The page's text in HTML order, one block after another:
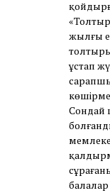
жылғы
ұстап
Сондай